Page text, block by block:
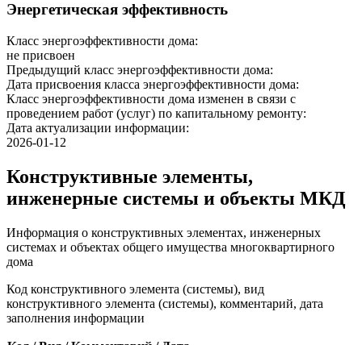
Энергетическая эффективность
Класс энергоэффективности дома:
не присвоен
Предыдущий класс энергоэффективности дома:
Дата присвоения класса энергоэффективности дома:
Класс энергоэффективности дома изменен в связи с
проведением работ (услуг) по капитальному ремонту:
Дата актуализации информации:
2026-01-12
Конструктивные элементы,
инженерные системы и объекты МКД
Информация о конструктивных элементах, инженерных
системах и объектах общего имущества многоквартирного
дома
Код конструктивного элемента (системы), вид
конструктивного элемента (системы), комментарий, дата
заполнения информации